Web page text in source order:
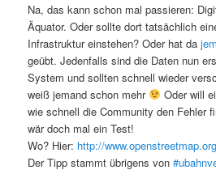
Na, das kann schon mal passieren:
Äquator. Oder sollte dort tatsächlich
Infrastruktur einstehen? Oder hat da
geübt. Jedenfalls sind die Daten nun
System und sollten schnell wieder
weiß jemand schon mehr
Oder will
wie schnell die Community den Fehler
wär doch mal ein Test!
Wo? Hier: http://
Der Tipp stammt übrigens von